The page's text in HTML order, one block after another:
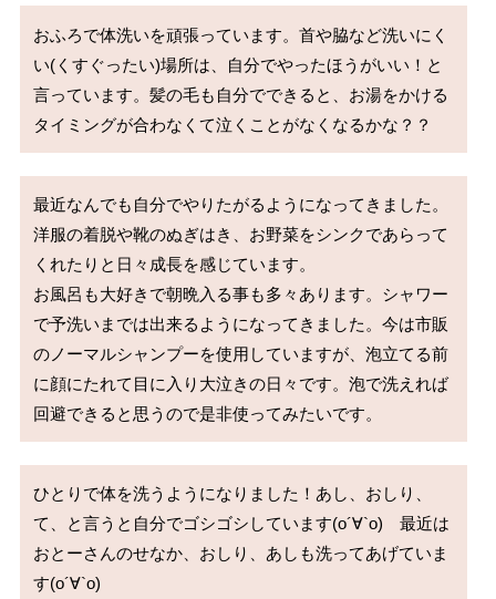
おふろで体洗いを頑張っています。首や脇など洗いにく
い(くすぐったい)場所は、自分でやったほうがいい！と
言っています。髪の毛も自分でできると、お湯をかける
タイミングが合わなくて泣くことがなくなるかな？？
最近なんでも自分でやりたがるようになってきました。
洋服の着脱や靴のぬぎはき、お野菜をシンクであらって
くれたりと日々成長を感じています。
お風呂も大好きで朝晩入る事も多々あります。シャワー
で予洗いまでは出来るようになってきました。今は市販
のノーマルシャンプーを使用していますが、泡立てる前
に顔にたれて目に入り大泣きの日々です。泡で洗えれば
回避できると思うので是非使ってみたいです。
ひとりで体を洗うようになりました！あし、おしり、
て、と言うと自分でゴシゴシしています(о´∀`о)　最近は
おとーさんのせなか、おしり、あしも洗ってあげていま
す(о´∀`о)